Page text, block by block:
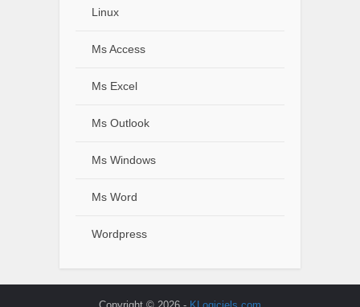
Linux
Ms Access
Ms Excel
Ms Outlook
Ms Windows
Ms Word
Wordpress